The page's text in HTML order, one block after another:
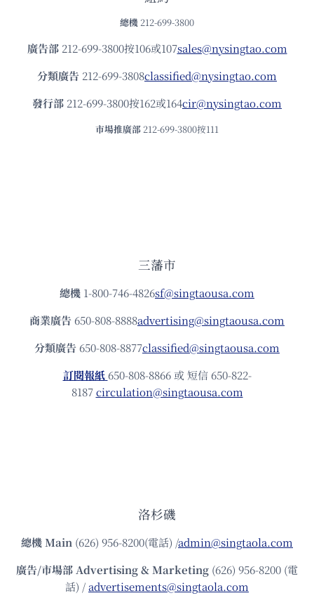
總機 212-699-3800
廣告部212-699-3800按106或107sales@nysingtao.com
分類廣告 212-699-3808classified@nysingtao.com
發⾏部 212-699-3800按162或164cir@nysingtao.com
市場推廣部 212-699-3800按111
三藩市
總機 1-800-746-4826sf@singtaousa.com
商業廣告 650-808-8888advertising@singtaousa.com
分類廣告 650-808-8877classified@singtaousa.com
訂閱報紙 650-808-8866 或 短信 650-822-
8187circulation@singtaousa.com
洛杉磯
總機Main (626) 956-8200(電話) /admin@singtaola.com
廣告/市場部Advertising & Marketing (626) 956-8200 (電
話) /advertisements@singtaola.com